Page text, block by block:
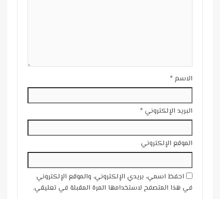
الاسم *
البريد الإلكتروني *
الموقع الإلكتروني
احفظ اسمي، بريدي الإلكتروني، والموقع الإلكتروني
في هذا المتصفح لاستخدامها المرة المقبلة في تعليقي.